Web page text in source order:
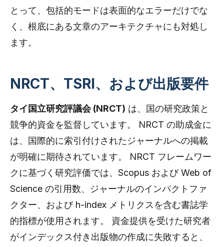
とって、包括的モードは表面的なエラーだけでな
く、根底にある文章のアーキテクチャにも対処し
ます。
NRCT、TSRI、および出版要件
タイ国立研究評議会 (NRCT) は、国の研究政策と
競争的資金を監督しています。 NRCT の助成金に
は、国際的に索引付けされたジャーナルへの掲載
が明確に期待されています。 NRCT フレームワー
クに基づく研究評価では、Scopus および Web of
Science の引用数、ジャーナルのインパクトファ
クター、および h-index メトリクスを含む書誌学
的指標が使用されます。 資金提供を受けた研究者
がインデックス付き出版物の作成に失敗すると、